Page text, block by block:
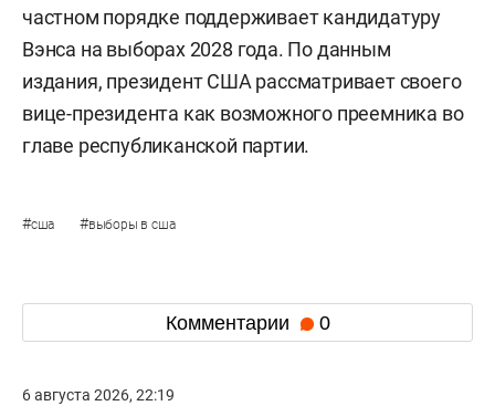
частном порядке поддерживает кандидатуру
Вэнса на выборах 2028 года. По данным
издания, президент США рассматривает своего
вице-президента как возможного преемника во
главе республиканской партии.
#сша #выборы в сша
Комментарии 0
6 августа 2026, 22:19